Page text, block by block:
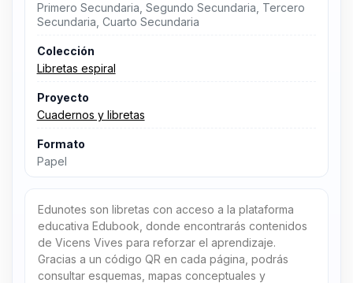
Primero Secundaria, Segundo Secundaria, Tercero
Secundaria, Cuarto Secundaria
Colección
Libretas espiral
Proyecto
Cuadernos y libretas
Formato
Papel
Edunotes son libretas con acceso a la plataforma
educativa Edubook, donde encontrarás contenidos
de Vicens Vives para reforzar el aprendizaje.
Gracias a un código QR en cada página, podrás
consultar esquemas, mapas conceptuales y